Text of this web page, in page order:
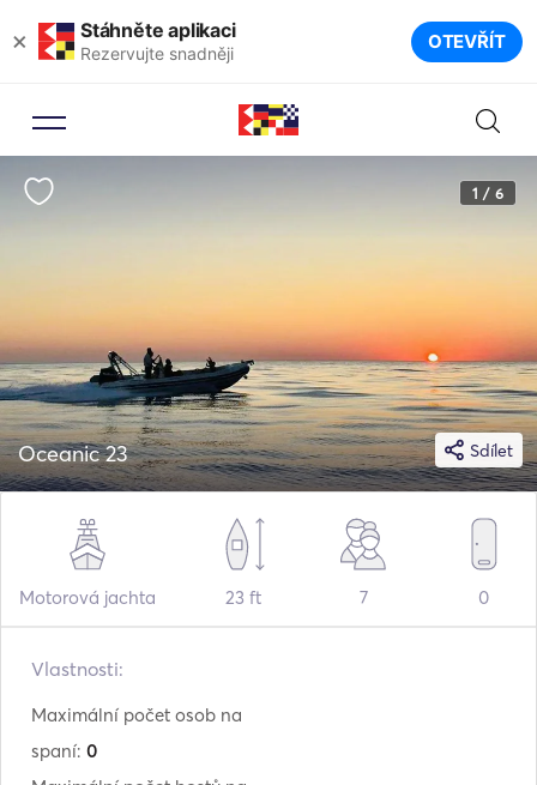
× Stáhněte aplikaci
Rezervujte snadněji OTEVŘÍT
1 / 6
Sdílet
Oceanic 23
Motorová jachta 23 ft 7 0
Vlastnosti:
Maximální počet osob na
spaní: 0